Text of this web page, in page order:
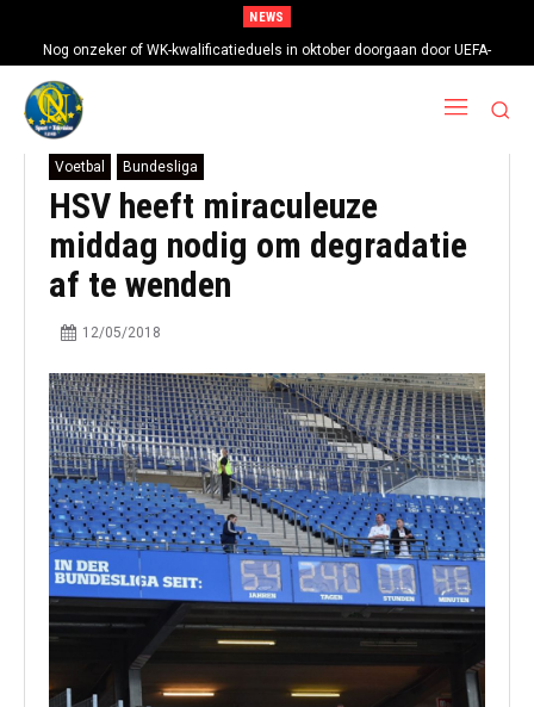
NEWS
Nog onzeker of WK-kwalificatieduels in oktober doorgaan door UEFA-
boycot
Voetbal Bundesliga
HSV heeft miraculeuze
middag nodig om degradatie
af te wenden
12/05/2018